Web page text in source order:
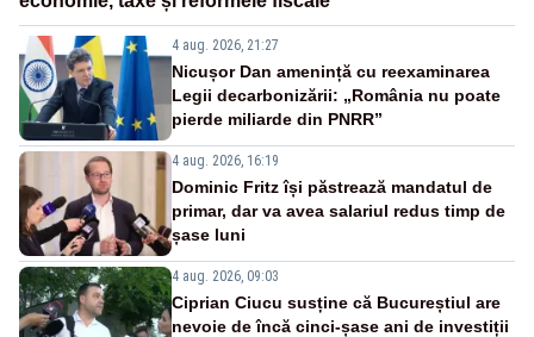
4 aug. 2026, 21:27
Nicușor Dan amenință cu reexaminarea
Legii decarbonizării: „România nu poate
pierde miliarde din PNRR”
4 aug. 2026, 16:19
Dominic Fritz își păstrează mandatul de
primar, dar va avea salariul redus timp de
șase luni
4 aug. 2026, 09:03
Ciprian Ciucu susține că Bucureștiul are
nevoie de încă cinci-șase ani de investiții